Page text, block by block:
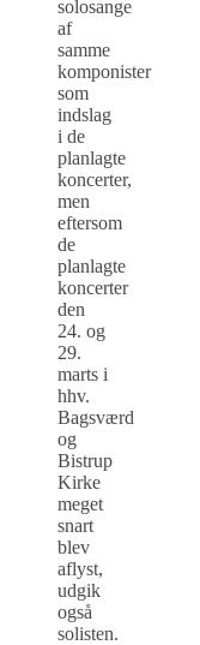
solosange
af
samme
komponister
som
indslag
i de
planlagte
koncerter,
men
eftersom
de
planlagte
koncerter
den
24. og
29.
marts i
hhv.
Bagsværd
og
Bistrup
Kirke
meget
snart
blev
aflyst,
udgik
også
solisten.